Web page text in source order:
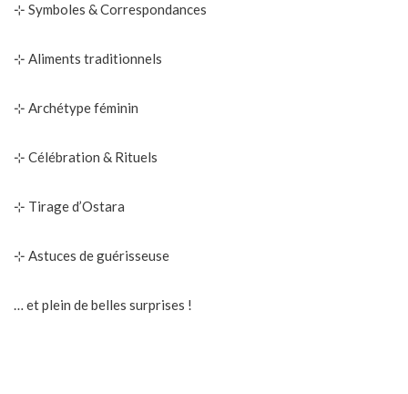
⊹ Symboles & Correspondances
⊹ Aliments traditionnels
⊹ Archétype féminin
⊹ Célébration & Rituels
⊹ Tirage d’Ostara
⊹ Astuces de guérisseuse
… et plein de belles surprises !